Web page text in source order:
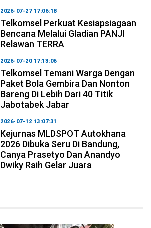
2026-07-27 17:06:18
Telkomsel Perkuat Kesiapsiagaan
Bencana Melalui Gladian PANJI
Relawan TERRA
2026-07-20 17:13:06
Telkomsel Temani Warga Dengan
Paket Bola Gembira Dan Nonton
Bareng Di Lebih Dari 40 Titik
Jabotabek Jabar
2026-07-12 13:07:31
Kejurnas MLDSPOT Autokhana
2026 Dibuka Seru Di Bandung,
Canya Prasetyo Dan Anandyo
Dwiky Raih Gelar Juara